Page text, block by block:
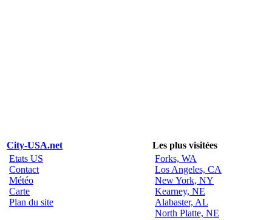
City-USA.net
Les plus visitées
Etats US
Contact
Météo
Carte
Plan du site
Forks, WA
Los Angeles, CA
New York, NY
Kearney, NE
Alabaster, AL
North Platte, NE